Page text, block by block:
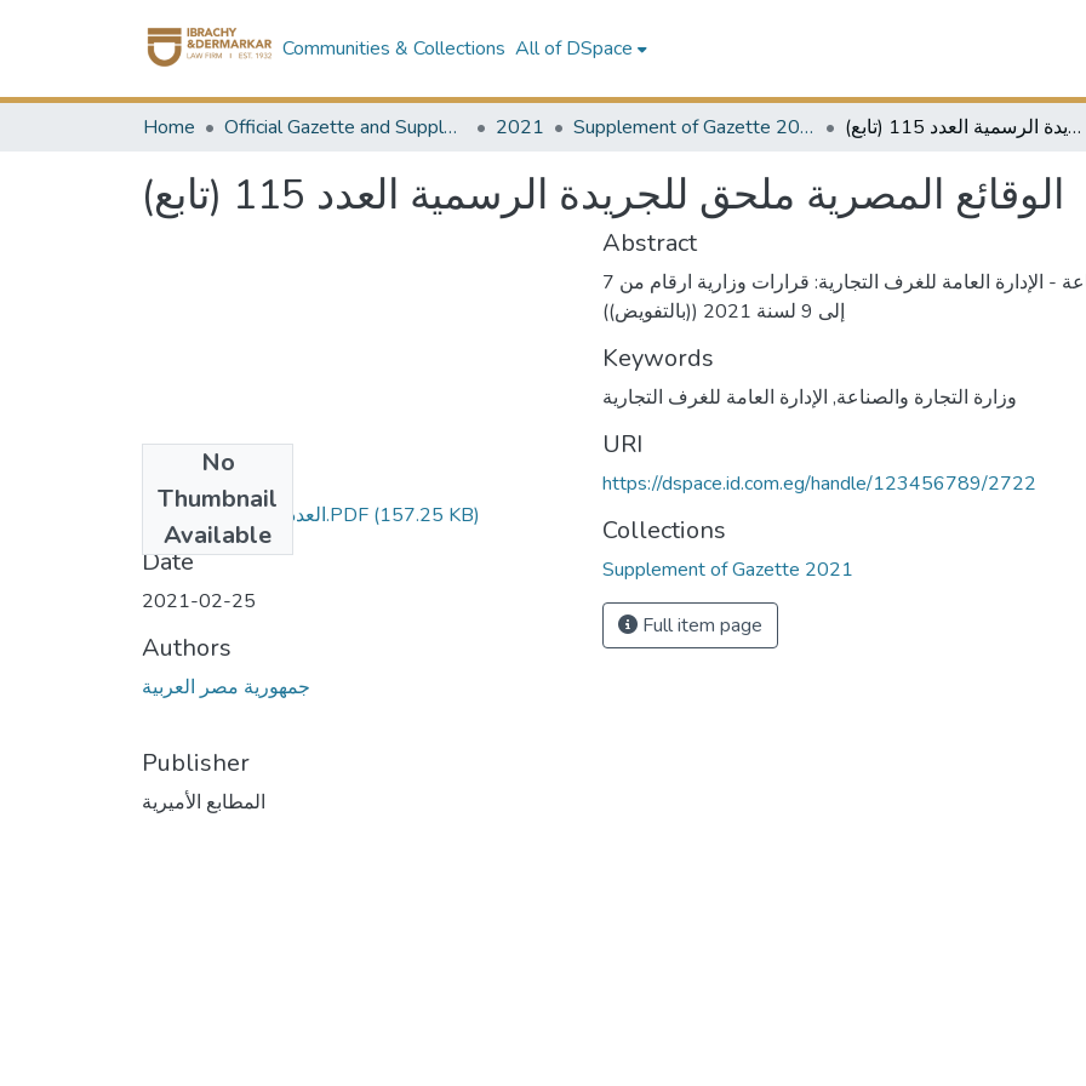
Communities & Collections All of DSpace
Home Official Gazette and Supplement 2021 Supplement of Gazette 2021 الوقائع المصرية ملحق للجريدة الرسمية العدد 115 (تابع)
الوقائع المصرية ملحق للجريدة الرسمية العدد 115 (تابع)
No
Thumbnail
Available
العدد 115 تابع مؤمن.PDF (157.25 KB)
Date
2021-02-25
Authors
جمهورية مصر العربية
Publisher
المطابع الأميرية
Abstract
وزارة التجارة والصناعة - الإدارة العامة للغرف التجارية: قرارات وزارية ارقام من 7
إلى 9 لسنة 2021 ((بالتفويض))
Keywords
وزارة التجارة والصناعة, الإدارة العامة للغرف التجارية
URI
https://dspace.id.com.eg/handle/123456789/2722
Collections
Supplement of Gazette 2021
Full item page